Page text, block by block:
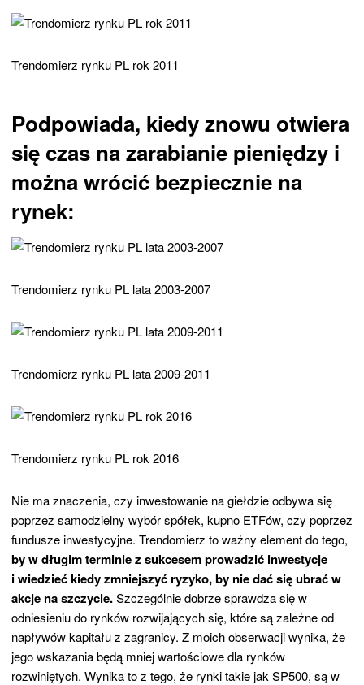
Trendomierz rynku PL rok 2011
Podpowiada, kiedy znowu otwiera
się czas na zarabianie pieniędzy i
można wrócić bezpiecznie na
rynek:
Trendomierz rynku PL lata 2003-2007
Trendomierz rynku PL lata 2009-2011
Trendomierz rynku PL rok 2016
Nie ma znaczenia, czy inwestowanie na giełdzie odbywa się
poprzez samodzielny wybór spółek, kupno ETFów, czy poprzez
fundusze inwestycyjne. Trendomierz to ważny element do tego,
by w długim terminie z sukcesem prowadzić inwestycje
i wiedzieć kiedy zmniejszyć ryzyko, by nie dać się ubrać w
akcje na szczycie.Szczególnie dobrze sprawdza się w
odniesieniu do rynków rozwijających się, które są zależne od
napływów kapitału z zagranicy. Z moich obserwacji wynika, że
jego wskazania będą mniej wartościowe dla rynków
rozwiniętych. Wynika to z tego, że rynki takie jak SP500, są w